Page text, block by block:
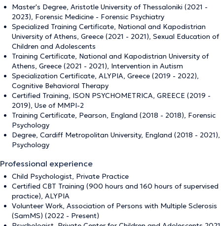
Master's Degree, Aristotle University of Thessaloniki (2021 -
2023), Forensic Medicine - Forensic Psychiatry
Specialized Training Certificate, National and Kapodistrian
University of Athens, Greece (2021 - 2021), Sexual Education of
Children and Adolescents
Training Certificate, National and Kapodistrian University of
Athens, Greece (2021 - 2021), Intervention in Autism
Specialization Certificate, ALYPIA, Greece (2019 - 2022),
Cognitive Behavioral Therapy
Certified Training, ISON PSYCHOMETRICA, GREECE (2019 -
2019), Use of MMPI-2
Training Certificate, Pearson, England (2018 - 2018), Forensic
Psychology
Degree, Cardiff Metropolitan University, England (2018 - 2021),
Psychology
Professional experience
Child Psychologist, Private Practice
Certified CBT Training (900 hours and 160 hours of supervised
practice), ALYPIA
Volunteer Work, Association of Persons with Multiple Sclerosis
(SamMS) (2022 - Present)